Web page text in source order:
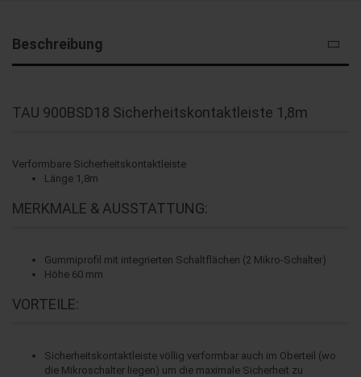
Beschreibung
TAU 900BSD18 Sicherheitskontaktleiste 1,8m
Verformbare Sicherheitskontaktleiste
Länge 1,8m
MERKMALE & AUSSTATTUNG:
Gummiprofil mit integrierten Schaltflächen (2 Mikro-Schalter)
Höhe 60 mm
VORTEILE:
Sicherheitskontaktleiste völlig verformbar auch im Oberteil (wo
die Mikroschalter liegen) um die maximale Sicherheit zu